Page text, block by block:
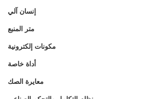
إنسان آلي
متر المنبع
مكونات إلكترونية
أداة خاصة
معايرة الصك